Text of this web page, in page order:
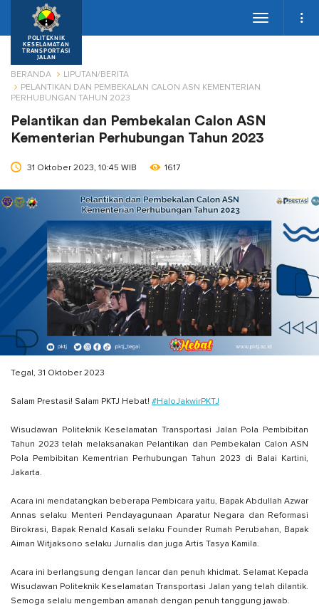
POLITEKNIK
KESELAMATAN
TRANSPORTASI
JALAN
Toggle
BERANDA
LIPUTAN/BERITA
PELANTIKAN DAN PEMBEKALAN CALON ASN KEMENTERIAN
PERHUBUNGAN TAHUN 2023
Pelantikan dan Pembekalan Calon ASN
Kementerian Perhubungan Tahun 2023
31 Oktober 2023, 10:45 WIB 1617
Tegal, 31 Oktober 2023
Salam Prestasi! Salam PKTJ Hebat! #HaloJakwirPKTJ
Wisudawan Politeknik Keselamatan Transportasi Jalan Pola Pembibitan
Tahun 2023 telah melaksanakan Pelantikan dan Pembekalan Calon ASN
Pola Pembibitan Kementrian Perhubungan Tahun 2023 di Balai Kartini,
Jakarta.
Acara ini mendatangkan beberapa Pembicara yaitu, Bapak Abdullah Azwar
Annas selaku Menteri Pendayagunaan Aparatur Negara dan Reformasi
Birokrasi, Bapak Renald Kasali selaku Founder Rumah Perubahan, Bapak
Aiman Witjaksono selaku Jurnalis dan juga Artis Tasya Kamila.
Acara ini berlangsung dengan lancar dan penuh khidmat. Selamat Kepada
Wisudawan Politeknik Keselamatan Transportasi Jalan yang telah dilantik.
Semoga selalu mengemban amanah dengan penuh tanggung jawab.